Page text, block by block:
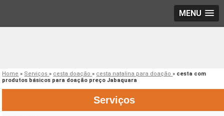
MENU
Home » Serviços» cesta doação» cesta natalina para doação» cesta com
produtos básicos para doação preço Jabaquara
Serviços